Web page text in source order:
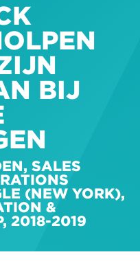
BIJ
SALES
(NEW YORK),
&
2018-2019